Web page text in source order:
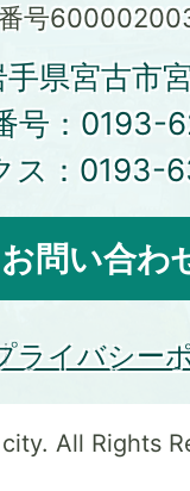
号
県宮古市
号： 0193-
ス： 0193-
お問い合わ
ライバシー
All Rights